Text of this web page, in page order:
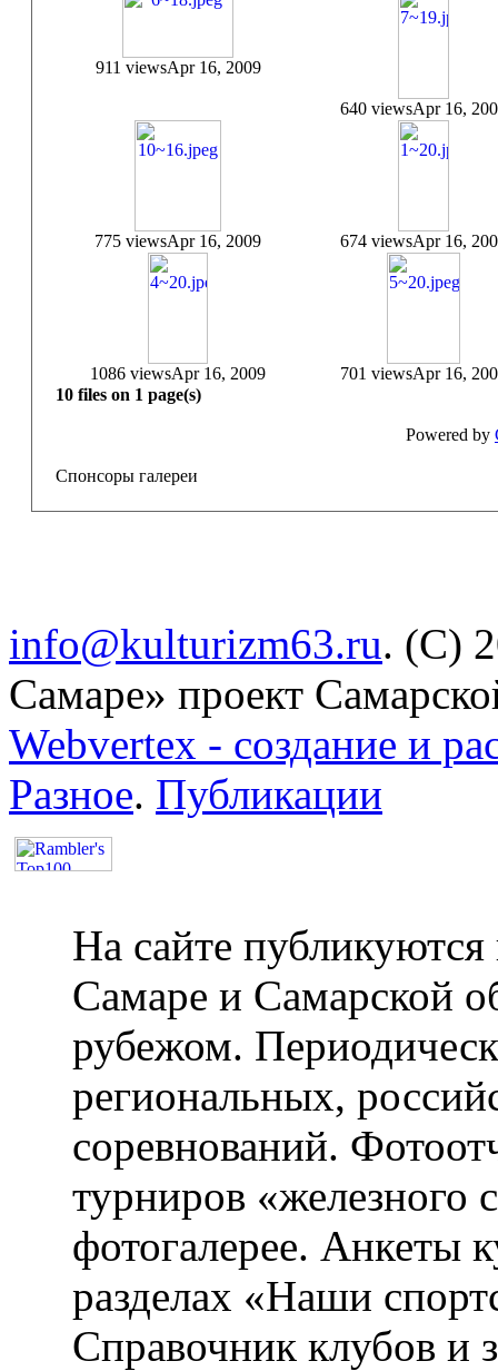
911 viewsApr 16, 2009
640 viewsApr 16,
775 viewsApr 16, 2009 674 viewsApr 16,
1086 viewsApr 16, 2009 701 viewsApr 16,
10 files on 1 page(s)
Powered by
Спонсоры галереи
info@kulturizm63.ru. (C)
Самаре» проект
Webvertex - создание и
Разное. Публикации
На сайте публикуются
Самаре и Самарской
рубежом.
региональных,
соревнований.
турниров «железного
фотогалерее. Анкеты
разделах «Наши
Справочник клубов и